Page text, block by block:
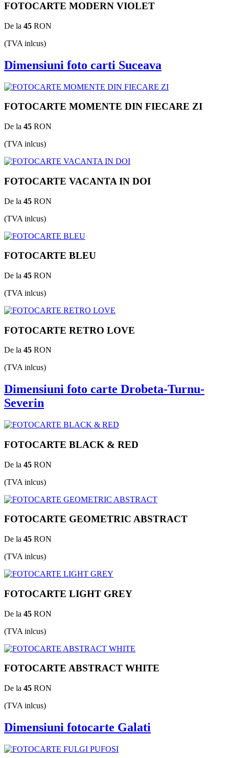
FOTOCARTE MODERN VIOLET
De la 45 RON
(TVA inlcus)
Dimensiuni foto carti Suceava
FOTOCARTE MOMENTE DIN FIECARE ZI
De la 45 RON
(TVA inlcus)
FOTOCARTE VACANTA IN DOI
De la 45 RON
(TVA inlcus)
FOTOCARTE BLEU
De la 45 RON
(TVA inlcus)
FOTOCARTE RETRO LOVE
De la 45 RON
(TVA inlcus)
Dimensiuni foto carte Drobeta-Turnu-
Severin
FOTOCARTE BLACK & RED
De la 45 RON
(TVA inlcus)
FOTOCARTE GEOMETRIC ABSTRACT
De la 45 RON
(TVA inlcus)
FOTOCARTE LIGHT GREY
De la 45 RON
(TVA inlcus)
FOTOCARTE ABSTRACT WHITE
De la 45 RON
(TVA inlcus)
Dimensiuni fotocarte Galati